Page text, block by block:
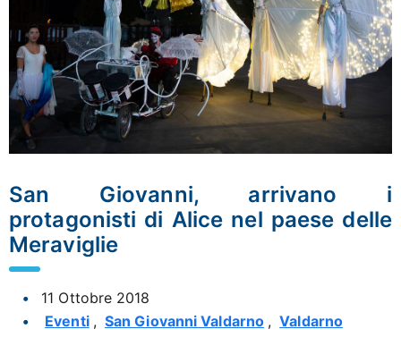
San Giovanni, arrivano i
protagonisti di Alice nel paese delle
Meraviglie
11 Ottobre 2018
Eventi , San Giovanni Valdarno , Valdarno